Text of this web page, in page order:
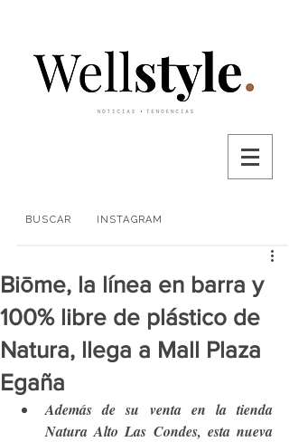
BUSCAR INSTAGRAM
Biōme, la línea en barra y
100% libre de plástico de
Natura, llega a Mall Plaza
Egaña
Además de su venta en la tienda
Natura Alto Las Condes, esta nueva